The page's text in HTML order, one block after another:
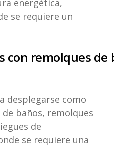
energética,
se requiere un
con remolques
desplegarse como
baños, remolques
de
se requiere una